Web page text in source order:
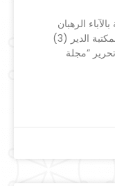
الكثيرة: (1) العناية بالآباء الرهبان
المرضى (2) الدراسة والبحث والاهتمام بمكتبة الدير (3)
”مجلة